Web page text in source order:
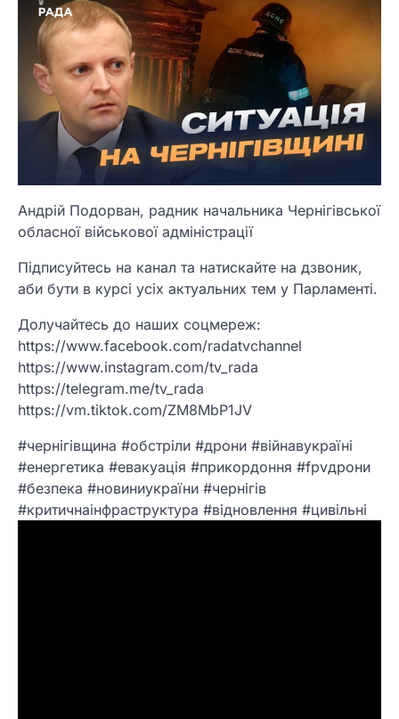
Андрій Подорван, радник начальника Чернігівської
обласної військової адміністрації
Підписуйтесь на канал та натискайте на дзвоник,
аби бути в курсі усіх актуальних тем у Парламенті.
Долучайтесь до наших соцмереж:
https://www.facebook.com/radatvchannel
https://www.instagram.com/tv_rada
https://telegram.me/tv_rada
https://vm.tiktok.com/ZM8MbP1JV
#чернігівщина #обстріли #дрони #війнавукраїні
#енергетика #евакуація #прикордоння #fpvдрони
#безпека #новиниукраїни #чернігів
#критичнаінфраструктура #відновлення #цивільні